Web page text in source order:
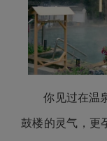
你见过在温
鼓楼的灵气，更